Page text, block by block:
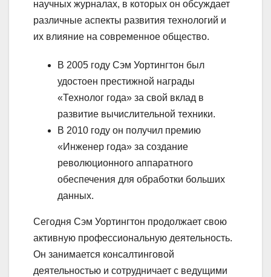
научных журналах, в которых он обсуждает
различные аспекты развития технологий и
их влияние на современное общество.
В 2005 году Сэм Уортингтон был
удостоен престижной награды
«Технолог года» за свой вклад в
развитие вычислительной техники.
В 2010 году он получил премию
«Инженер года» за создание
революционного аппаратного
обеспечения для обработки больших
данных.
Сегодня Сэм Уортингтон продолжает свою
активную профессиональную деятельность.
Он занимается консалтинговой
деятельностью и сотрудничает с ведущими